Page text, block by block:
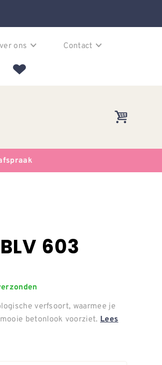
ons Contact
603
verfsoort, waarmee je
betonlook voorziet. Lees